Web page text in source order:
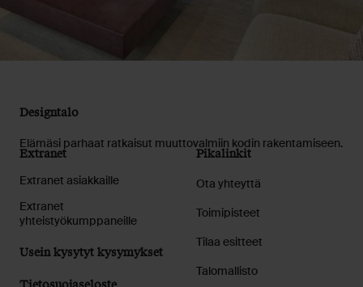
Designtalo
Elämäsi parhaat ratkaisut muuttovalmiin kodin rakentamiseen.
Extranet
Extranet asiakkaille
Extranet
yhteistyökumppaneille
Usein kysytyt kysymykset
Pikalinkit
Ota yhteyttä
Toimipisteet
Tilaa esitteet
Talomallisto